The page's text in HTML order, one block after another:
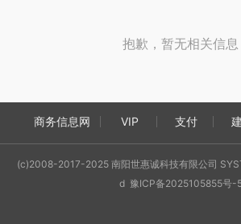
抱歉，暂无相关信息
商务信息网 VIP 支付
(c)2008-2017-2025 南阳世惠诚科技有限公司
d 豫ICP备2025105855号-